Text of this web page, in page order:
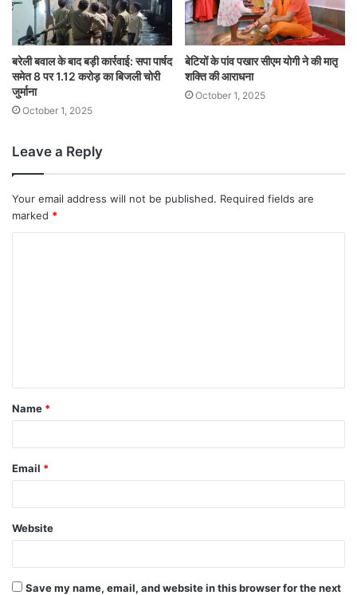
बरेली बवाल के बाद बड़ी कार्रवाई: सपा पार्षद
समेत 8 पर 1.12 करोड़ का बिजली चोरी
जुर्माना
October 1, 2025
बेटियों के पांव पखार सीएम योगी ने की मातृ
शक्ति की आराधना
October 1, 2025
Leave a Reply
Your email address will not be published. Required fields are
marked *
Name *
Email *
Website
Save my name, email, and website in this browser for the next